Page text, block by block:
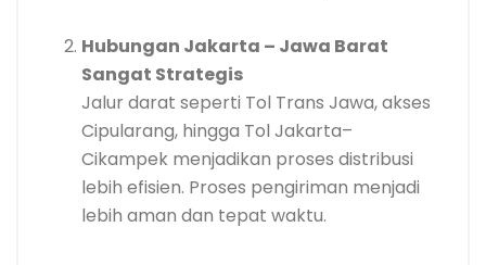
Hubungan Jakarta – Jawa Barat
Sangat Strategis
Jalur darat seperti Tol Trans Jawa, akses
Cipularang, hingga Tol Jakarta–
Cikampek menjadikan proses distribusi
lebih efisien. Proses pengiriman menjadi
lebih aman dan tepat waktu.